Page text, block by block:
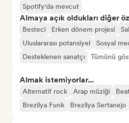
Spotify'da mevcut
Almaya açık oldukları diğer
Besteci Erken dönem projesi
Uluslararası potansiyel
Sosyal
Desteklenen sanatçı
Tümünü
Almak istemiyorlar...
Alternatif rock Arap müziği
Brezilya Funk
Brezilya Sertanejo